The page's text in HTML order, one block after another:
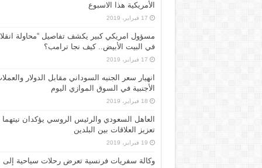
الأمريكية هذا الاسبوع
17 فبراير، 2019
مسؤول امريكي كبير يكشف تفاصيل “محاولة
في البيت الأبيض.. كيف نجا ترامب؟
17 فبراير، 2019
انهيار سعر الجنيه السوداني مقابل الدولار
الأجنبية في السوق الموازي اليوم
18 فبراير، 2019
العاهل السعودي والرئيس الروسي يؤكدان نيتهما
تعزيز العلاقات بين البلدين
19 فبراير، 2019
وكالة سفريات فرنسية تعرض رحلات سياحية إلى